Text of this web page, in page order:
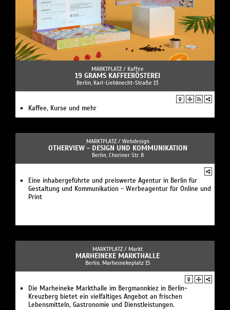
MARKTPLATZ / Kaffee
19 GRAMS KAFFEERÖSTEREI
Berlin, Karl-Liebknecht-Straße 13
Kaffee, Kurse und mehr
MARKTPLATZ / Webdesign
OTHERVIEW - DESIGN UND KOMMUNIKATION
Berlin, Choriner Str. 8
Eine inhabergeführte und preiswerte Agentur in Berlin für
Gestaltung und Kommunikation - Werbeagentur für Online und
Print
MARKTPLATZ / Markt
MARHEINEKE MARKTHALLE
Berlin, Marheinekeplatz 15
Die Marheineke Markthalle im Bergmannkiez in Berlin-
Kreuzberg bietet ein vielfältiges Angebot an frischen
Lebensmitteln, Gastronomie und Dienstleistungen.